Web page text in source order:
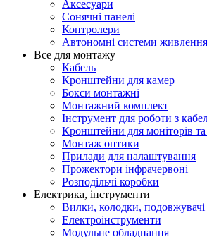
Аксесуари
Сонячні панелі
Контролери
Автономні системи живлення
Все для монтажу
Кабель
Кронштейни для камер
Бокси монтажні
Монтажний комплект
Інструмент для роботи з
Кронштейни для моніторів та
Монтаж оптики
Прилади для налаштування
Прожектори інфрачервоні
Розподільчі коробки
Електрика, інструменти
Вилки, колодки, подовжувачі
Електроінструменти
Модульне обладнання